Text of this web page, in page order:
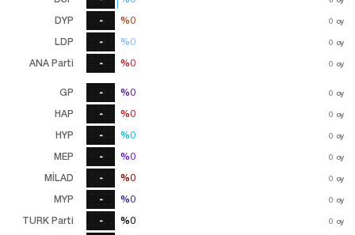
DYP
LDP
ANA Parti
-
-
-
%0 0 oy
%0 0 oy
%0 0 oy
%0
%0
%0
GP
HAP
HYP
MEP
MİLAD
MYP
TURK Parti
-
-
-
-
-
-
-
%0 0 oy
%0 0 oy
%0 0 oy
%0 0 oy
%0 0 oy
%0 0 oy
%0 0 oy
%0
%0
%0
%0
%0
%0
%0